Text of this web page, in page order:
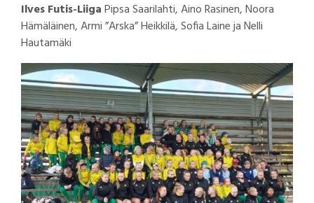
Ilves Futis-LiigaPipsa Saarilahti, Aino Rasinen, Noora
Hämäläinen, Armi ”Arska” Heikkilä, Sofia Laine ja Nelli
Hautamäki